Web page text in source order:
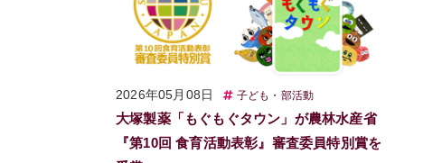
2026年05月08日 子ども・部活動
大塚製薬「もぐもぐタウン」が農林水産省
『第10回 食育活動表彰』審査委員特別賞を